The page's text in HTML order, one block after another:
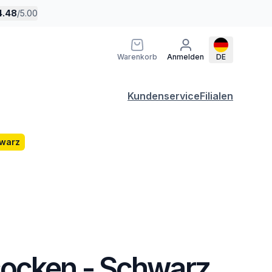
/5.00
Warenkorb Anmelden DE
KundenserviceFilialen